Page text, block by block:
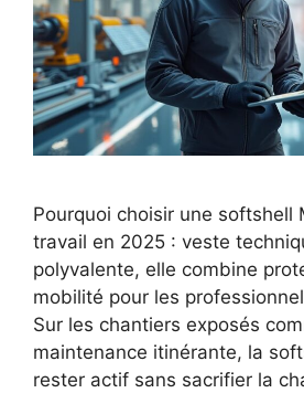
Pourquoi choisir une softshell
travail en 2025 : veste
polyvalente, elle combine
mobilité pour les
Sur les chantiers exposés
maintenance itinérante, la
rester actif sans sacrifier la